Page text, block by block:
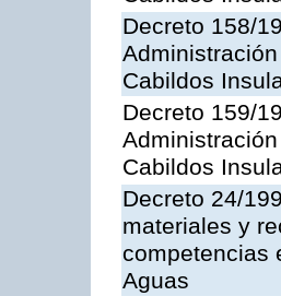
Decreto 158/
Cabildos
Decreto 159/
Cabildos
Decreto 24/
materiales y
competencias
Aguas